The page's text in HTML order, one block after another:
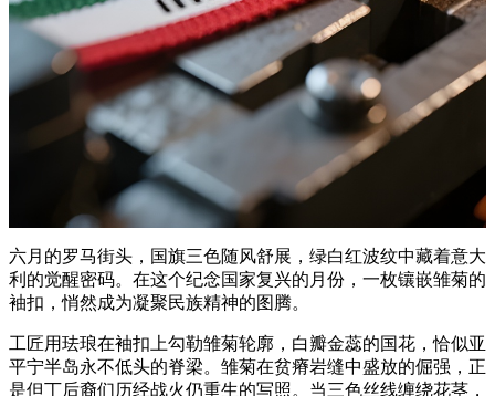
六月的罗马街头，国旗三色随风舒展，绿白红波纹中藏着意大
利的觉醒密码。在这个纪念国家复兴的月份，一枚镶嵌雏菊的
袖扣，悄然成为凝聚民族精神的图腾。
工匠用珐琅在袖扣上勾勒雏菊轮廓，白瓣金蕊的国花，恰似亚
平宁半岛永不低头的脊梁。雏菊在贫瘠岩缝中盛放的倔强，正
是但丁后裔们历经战火仍重生的写照。当三色丝线缠绕花茎，